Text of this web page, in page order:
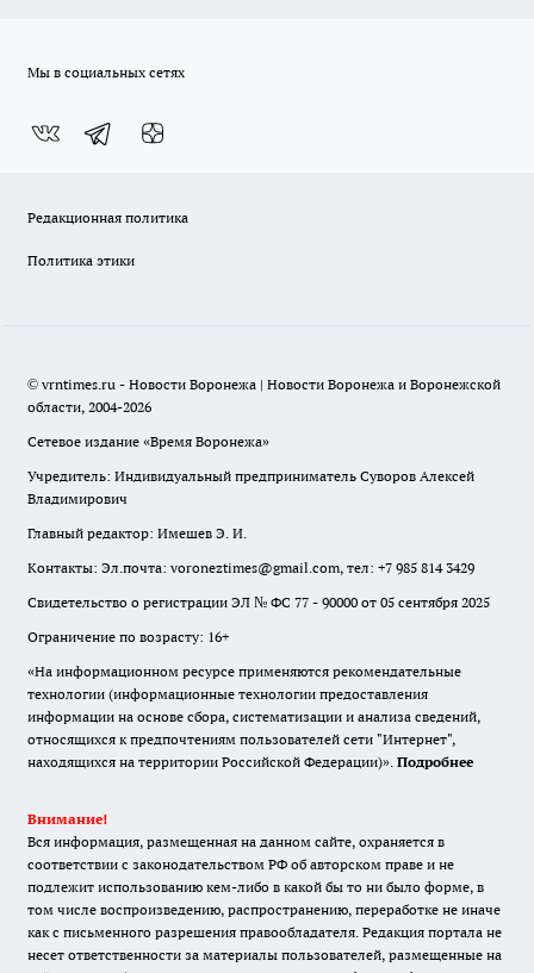
Мы в социальных сетях
Редакционная политика
Политика этики
© vrntimes.ru - Новости Воронежа | Новости Воронежа и Воронежской
области, 2004-2026
Сетевое издание «Время Воронежа»
Учредитель: Индивидуальный предприниматель Суворов Алексей
Владимирович
Главный редактор: Имешев Э. И.
Контакты: Эл.почта: voroneztimes@gmail.com, тел: +7 985 814 3429
Свидетельство о регистрации ЭЛ № ФС 77 - 90000 от 05 сентября 2025
Ограничение по возрасту: 16+
«На информационном ресурсе применяются рекомендательные
технологии (информационные технологии предоставления
информации на основе сбора, систематизации и анализа сведений,
относящихся к предпочтениям пользователей сети "Интернет",
находящихся на территории Российской Федерации)». Подробнее
Внимание!
Вся информация, размещенная на данном сайте, охраняется в
соответствии с законодательством РФ об авторском праве и не
подлежит использованию кем-либо в какой бы то ни было форме, в
том числе воспроизведению, распространению, переработке не иначе
как с письменного разрешения правообладателя. Редакция портала не
несет ответственности за материалы пользователей, размещенные на